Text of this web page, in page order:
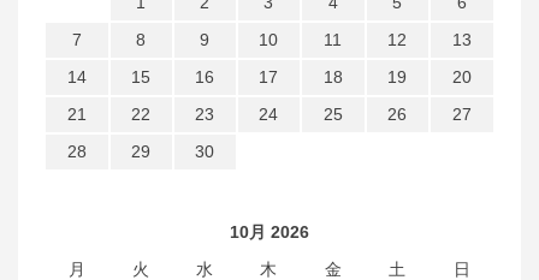
7
8 9 10 11 12
13
14
15 16 17 18 19
20
21
22 23 24 25 26
27
28
29 30
10月 2026
月
火 水 木 金 土
日